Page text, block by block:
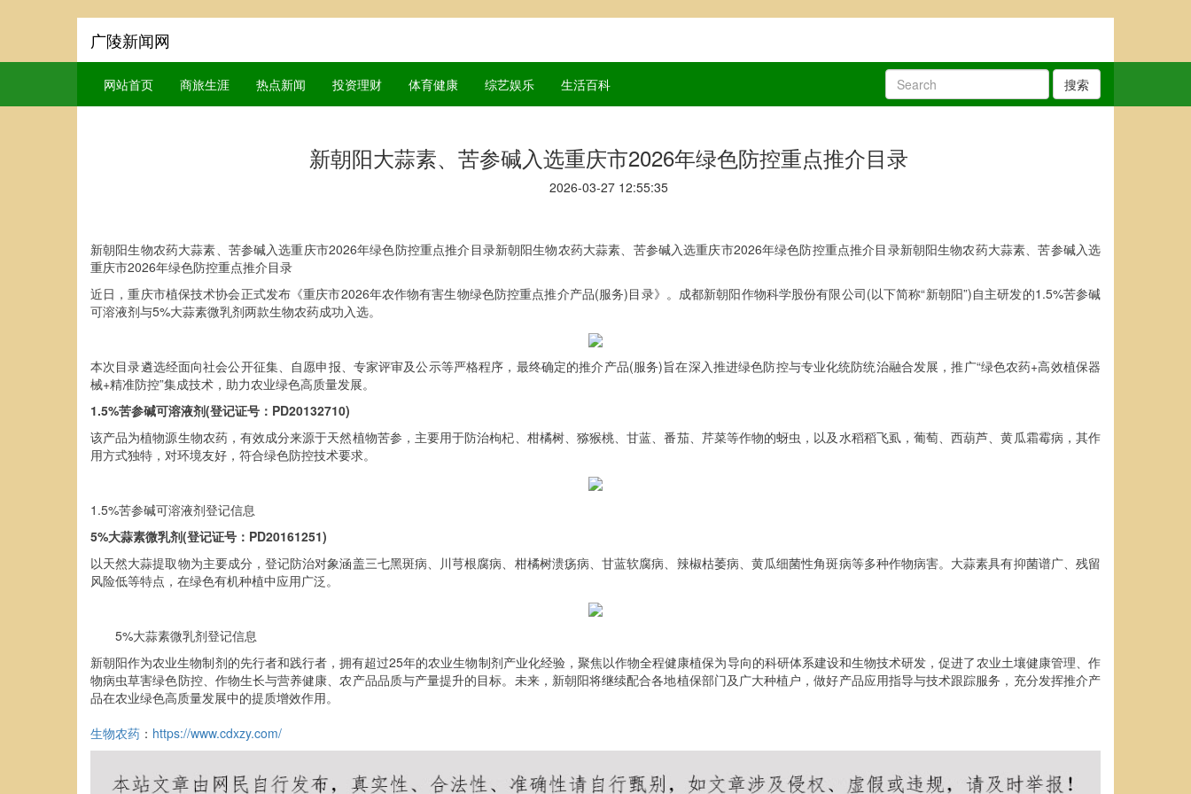
广陵新闻网
网站首页 商旅生涯 热点新闻 投资理财 体育健康 综艺娱乐 生活百科 搜索
新朝阳大蒜素、苦参碱入选重庆市2026年绿色防控重点推介目录
2026-03-27 12:55:35
新朝阳生物农药大蒜素、苦参碱入选重庆市2026年绿色防控重点推介目录新朝阳生物农药大蒜素、苦参碱入选重庆市2026年绿色防控重点推介目录新朝阳生物农药大蒜素、苦参碱入选
重庆市2026年绿色防控重点推介目录
近日，重庆市植保技术协会正式发布《重庆市2026年农作物有害生物绿色防控重点推介产品(服务)目录》。成都新朝阳作物科学股份有限公司(以下简称“新朝阳”)自主研发的1.5%苦参碱
可溶液剂与5%大蒜素微乳剂两款生物农药成功入选。
本次目录遴选经面向社会公开征集、自愿申报、专家评审及公示等严格程序，最终确定的推介产品(服务)旨在深入推进绿色防控与专业化统防统治融合发展，推广“绿色农药+高效植保器
械+精准防控”集成技术，助力农业绿色高质量发展。
1.5%苦参碱可溶液剂(登记证号：PD20132710)
该产品为植物源生物农药，有效成分来源于天然植物苦参，主要用于防治枸杞、柑橘树、猕猴桃、甘蓝、番茄、芹菜等作物的蚜虫，以及水稻稻飞虱，葡萄、西葫芦、黄瓜霜霉病，其作
用方式独特，对环境友好，符合绿色防控技术要求。
1.5%苦参碱可溶液剂登记信息
5%大蒜素微乳剂(登记证号：PD20161251)
以天然大蒜提取物为主要成分，登记防治对象涵盖三七黑斑病、川芎根腐病、柑橘树溃疡病、甘蓝软腐病、辣椒枯萎病、黄瓜细菌性角斑病等多种作物病害。大蒜素具有抑菌谱广、残留
风险低等特点，在绿色有机种植中应用广泛。
5%大蒜素微乳剂登记信息
新朝阳作为农业生物制剂的先行者和践行者，拥有超过25年的农业生物制剂产业化经验，聚焦以作物全程健康植保为导向的科研体系建设和生物技术研发，促进了农业土壤健康管理、作
物病虫草害绿色防控、作物生长与营养健康、农产品品质与产量提升的目标。未来，新朝阳将继续配合各地植保部门及广大种植户，做好产品应用指导与技术跟踪服务，充分发挥推介产
品在农业绿色高质量发展中的提质增效作用。
生物农药 ： https://www.cdxzy.com/